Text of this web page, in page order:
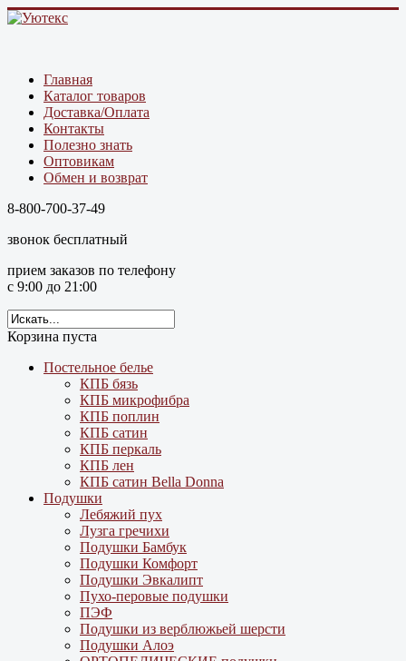
Главная
Каталог товаров
Доставка/Оплата
Контакты
Полезно знать
Оптовикам
Обмен и возврат
8-800-700-37-49
звонок бесплатный
прием заказов по телефону
с 9:00 до 21:00
Корзина пуста
Постельное белье
КПБ бязь
КПБ микрофибра
КПБ поплин
КПБ сатин
КПБ перкаль
КПБ лен
КПБ сатин Bella Donna
Подушки
Лебяжий пух
Лузга гречихи
Подушки Бамбук
Подушки Комфорт
Подушки Эвкалипт
Пухо-перовые подушки
ПЭФ
Подушки из верблюжьей шерсти
Подушки Алоэ